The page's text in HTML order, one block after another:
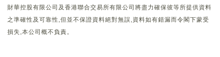
財華控股有限公司及香港聯合交易所有限公司將盡力確保彼等所提供資料
之準確性及可靠性,但並不保證資料絕對無誤,資料如有錯漏而令閣下蒙受
損失,本公司概不負責。